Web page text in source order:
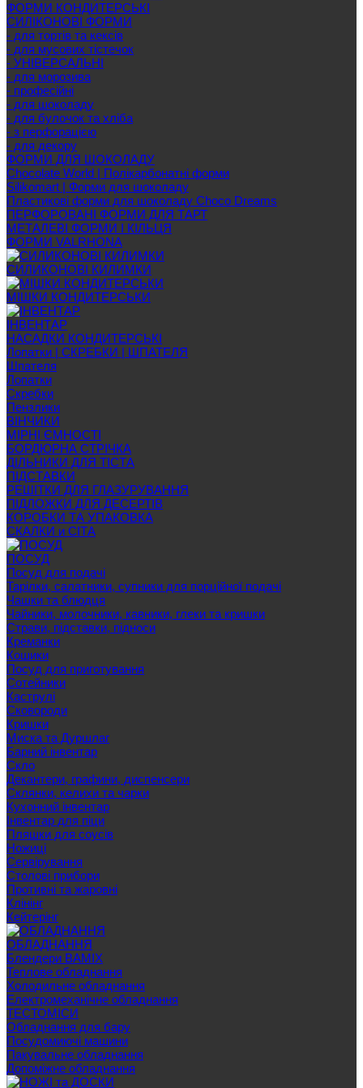
ФОРМИ КОНДИТЕРСЬКІ
СИЛІКОНОВІ ФОРМИ
- для тортів та кексів
- для мусових тістечок
- УНІВЕРСАЛЬНІ
- для морозива
- професійні
- для шоколаду
- для булочок та хліба
- з перфорацією
- для декору
ФОРМИ ДЛЯ ШОКОЛАДУ
Chocolate World | Полікарбонатні форми
Silikomart | Форми для шоколаду
Пластикові форми для шоколаду Choco Dreams
ПЕРФОРОВАНІ ФОРМИ ДЛЯ ТАРТ
МЕТАЛЕВІ ФОРМИ І КІЛЬЦЯ
ФОРМИ VALRHONA
СИЛИКОНОВІ КИЛИМКИ
МІШКИ КОНДИТЕРСЬКИ
ІНВЕНТАР
НАСАДКИ КОНДИТЕРСЬКІ
Лопатки | СКРЕБКИ | ШПАТЕЛЯ
Шпателя
Лопатки
Скребки
Пензлики
ВІНЧИКИ
МІРНІ ЄМНОСТІ
БОРДЮРНА СТРІЧКА
ДІЛЬНИКИ ДЛЯ ТІСТА
ПІДСТАВКИ
РЕШІТКИ ДЛЯ ГЛАЗУРУВАННЯ
ПІДЛОЖКИ ДЛЯ ДЕСЕРТІВ
КОРОБКИ ТА УПАКОВКА
СКАЛКИ и СІТА
ПОСУД
Посуд для подачі
Тарілки, салатники, супники для порційної подачі
Чашки та блюдця
Чайники, молочники, кавники, глеки та кришки
Страви, підставки, підноси
Креманки
Кошики
Посуд для приготування
Сотейники
Каструлі
Сковороди
Кришки
Миска та Дуршлаг
Барний інвентар
Скло
Декантери, графини, диспенсери
Склянки, келихи та чарки
Кухонний інвентар
Інвентар для піци
Пляшки для соусів
Ножиці
Сервірування
Cтолові прибори
Противні та жаровні
Клінінг
Кейтерінг
ОБЛАДНАННЯ
Блендери BAMIX
Теплове обладнання
Холодильне обладнання
Електромеханічне обладнання
ТЕСТОМІСИ
Обладнання для бару
Посудомиючі машини
Пакувальне обладнання
Допоміжне обладнання